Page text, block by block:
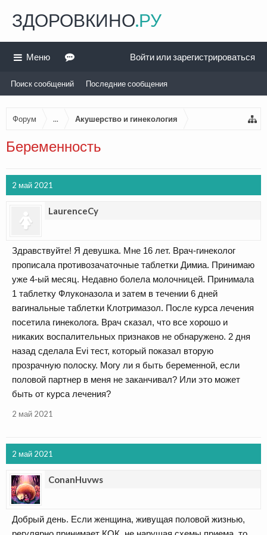
Форум ... Акушерство и гинекология
Беременность
2 май 2021
LaurenceCy
Здравствуйте! Я девушка. Мне 16 лет. Врач-гинеколог
прописала противозачаточные таблетки Димиа. Принимаю
уже 4-ый месяц. Недавно болела молочницей. Принимала
1 таблетку Флуконазола и затем в течении 6 дней
вагинальные таблетки Клотримазол. После курса лечения
посетила гинеколога. Врач сказал, что все хорошо и
никаких воспалительных признаков не обнаружено. 2 дня
назад сделала Evi тест, который показал вторую
прозрачную полоску. Могу ли я быть беременной, если
половой партнер в меня не заканчивал? Или это может
быть от курса лечения?
2 май 2021
2 май 2021
ConanHuvws
Добрый день. Если женщина, живущая половой жизнью,
ЗДОРОВКИНО.РУ
Меню
Поиск сообщений Последние сообщения
Войти или зарегистрироваться